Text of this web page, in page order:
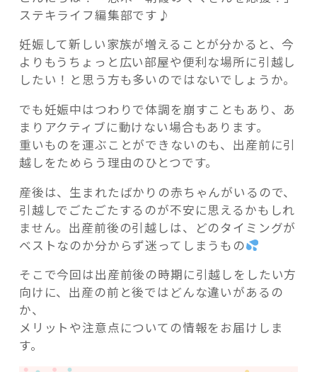
記事検索
ステキライフ編集部です♪
妊娠して新しい家族が増えることが分かると、今
よりもうちょっと広い部屋や便利な場所に引越し
したい！と思う方も多いのではないでしょうか。
でも妊娠中はつわりで体調を崩すこともあり、あ
まりアクティブに動けない場合もあります。
重いものを運ぶことができないのも、出産前に引
越しをためらう理由のひとつです。
産後は、生まれたばかりの赤ちゃんがいるので、
引越しでごたごたするのが不安に思えるかもしれ
ません。 出産前後の引越しは、どのタイミングが
ベストなのか分からず迷ってしまうもの
そこで今回は出産前後の時期に引越しをしたい方
向けに、出産の前と後ではどんな違いがあるの
か、
メリットや注意点についての情報をお届けしま
す。